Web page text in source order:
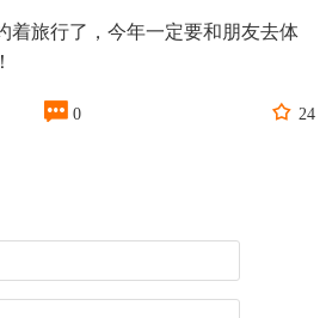
着旅行了，今年一定要和朋友去体
 0  24